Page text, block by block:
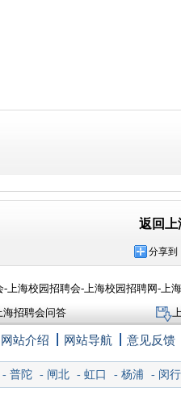
返回上
分享到
上海校园招聘会-上海校园招聘网-上
海招聘会问答
网站介绍 网站导航 意见反馈
- 普陀 - 闸北 - 虹口 - 杨浦 - 闵行